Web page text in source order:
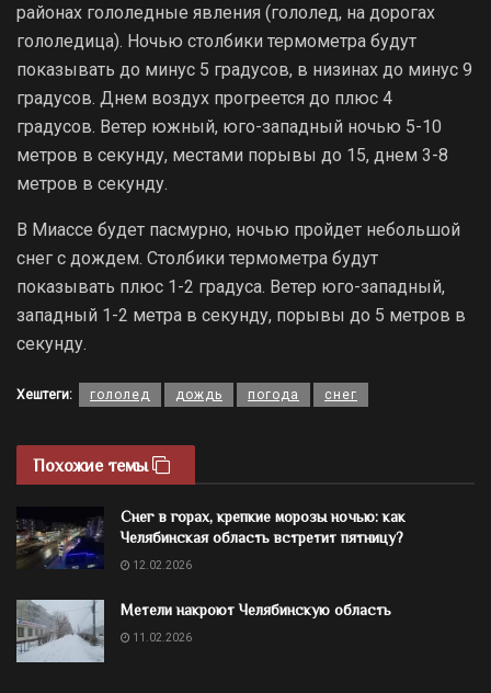
районах гололедные явления (гололед, на дорогах
гололедица). Ночью столбики термометра будут
показывать до минус 5 градусов, в низинах до минус 9
градусов. Днем воздух прогреется до плюс 4
градусов. Ветер южный, юго-западный ночью 5-10
метров в секунду, местами порывы до 15, днем 3-8
метров в секунду.
В Миассе будет пасмурно, ночью пройдет небольшой
снег с дождем. Столбики термометра будут
показывать плюс 1-2 градуса. Ветер юго-западный,
западный 1-2 метра в секунду, порывы до 5 метров в
секунду.
Хештеги: гололед дождь погода снег
Похожие темы
Снег в горах, крепкие морозы ночью: как
Челябинская область встретит пятницу?
12.02.2026
Метели накроют Челябинскую область
11.02.2026